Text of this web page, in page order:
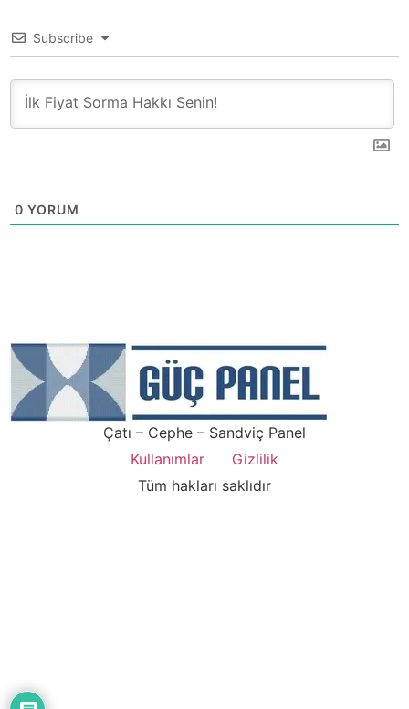
Subscribe
0 YORUM
Çatı – Cephe – Sandviç Panel
Kullanımlar
Gizlilik
Tüm hakları saklıdır